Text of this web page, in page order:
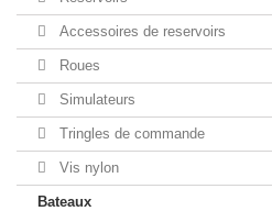
Accessoires de reservoirs
Roues
Simulateurs
Tringles de commande
Vis nylon
Bateaux